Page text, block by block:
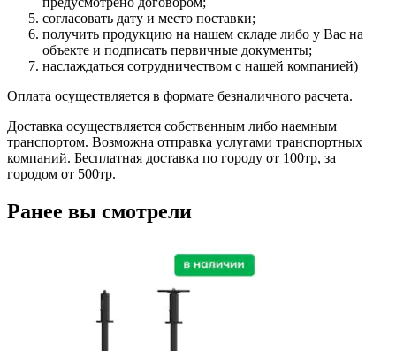
согласовать дату и место поставки;
получить продукцию на нашем складе либо у Вас на
объекте и подписать первичные документы;
наслаждаться сотрудничеством с нашей компанией)
Оплата осуществляется в формате безналичного расчета.
Доставка осуществляется собственным либо наемным
транспортом. Возможна отправка услугами транспортных
компаний. Бесплатная доставка по городу от 100тр, за
городом от 500тр.
Ранее вы смотрели